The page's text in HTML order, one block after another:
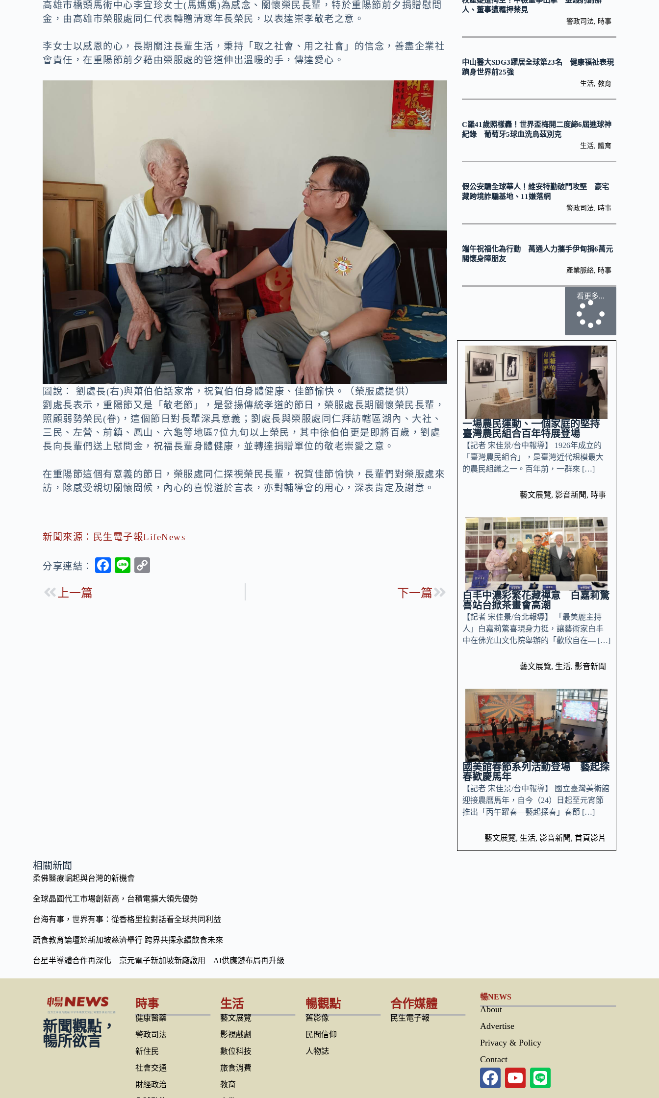
o
k
n
k
高雄市橋頭馬術中心李宜珍女士(馬媽媽)為感念、關懷榮民長輩，特於重陽節前夕捐贈慰問
金，由高雄市榮服處同仁代表轉贈清寒年長榮民，以表達崇孝敬老之意。
李女士以感恩的心，長期關注長輩生活，秉持「取之社會、用之社會」的信念，善盡企業社
會責任，在重陽節前夕藉由榮服處的管道伸出溫暖的手，傳達愛心。
圖說： 劉處長(右)與蕭伯伯話家常，祝賀伯伯身體健康、佳節愉快。（榮服處提供）
劉處長表示，重陽節又是「敬老節」，是發揚傳統孝道的節日，榮服處長期關懷榮民長輩，
照顧弱勢榮民(眷)，這個節日對長輩深具意義；劉處長與榮服處同仁拜訪轄區湖內、大社、
三民、左營、前鎮、鳳山、六龜等地區7位九旬以上榮民，其中徐伯伯更是即將百歲，劉處
長向長輩們送上慰問金，祝福長輩身體健康，並轉達捐贈單位的敬老崇愛之意。
在重陽節這個有意義的節日，榮服處同仁探視榮民長輩，祝賀佳節愉快，長輩們對榮服處來
訪，除感受親切關懷問候，內心的喜悅溢於言表，亦對輔導會的用心，深表肯定及謝意。
新聞來源：民生電子報LifeNews
分享連結：
F
Li
上一篇 下一篇
人、董事遭羈押禁見
警政司法, 時事
中山醫大SDG3躍居全球第23名 健康福祉表現
躋身世界前25強
生活, 教育
C羅41歲照樣轟！世界盃梅開二度締6屆進球神
紀錄 葡萄牙5球血洗烏茲別克
生活, 體育
假公安騙全球華人！維安特勤破門攻堅 豪宅
藏跨境詐騙基地、11嫌落網
警政司法, 時事
端午祝福化為行動 萬通人力攜手伊甸捐6萬元
關懷身障朋友
產業脈絡, 時事
看更多...
一場農民運動、一個家庭的堅持
臺灣農民組合百年特展登場
【記者 宋佳景/台中報導】 1926年成立的
「臺灣農民組合」，是臺灣近代規模最大
的農民組織之一。百年前，一群來 […]
藝文展覽, 影音新聞, 時事
白丰中濃彩繁花藏禪意 白嘉莉驚
喜站台掀茶畫會高潮
【記者 宋佳景/台北報導】 「最美麗主持
人」白嘉莉驚喜現身力挺，讓藝術家白丰
中在佛光山文化院舉辦的「歡欣自在— […]
藝文展覽, 生活, 影音新聞
國美館春節系列活動登場 藝起探
春歡慶馬年
【記者 宋佳景/台中報導】 國立臺灣美術館
迎接農曆馬年，自今（24）日起至元宵節
推出「丙午躍春—藝起探春」春節 […]
藝文展覽, 生活, 影音新聞, 首頁影片
相關新聞
柔佛醫療崛起與台灣的新機會
全球晶圓代工市場創新高，台積電擴大領先優勢
台海有事，世界有事：從香格里拉對話看全球共同利益
蔬食教育論壇於新加坡慈濟舉行 跨界共探永續飲食未來
台星半導體合作再深化 京元電子新加坡新廠啟用 AI供應鏈布局再升級
新聞觀點，
暢所欲言
時事
健康醫藥
警政司法
新住民
社會交通
財經政治
生活
藝文展覽
影視戲劇
數位科技
旅食消費
教育
暢觀點
舊影像
民間信仰
人物誌
合作媒體
民生電子報
暢NEWS
About
Advertise
Privacy & Policy
Contact